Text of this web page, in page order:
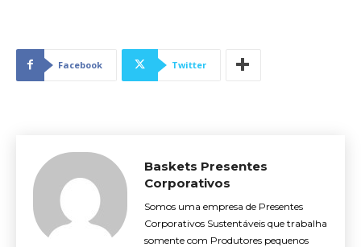
Facebook Twitter
Baskets Presentes
Corporativos
Somos uma empresa de Presentes
Corporativos Sustentáveis que trabalha
somente com Produtores pequenos